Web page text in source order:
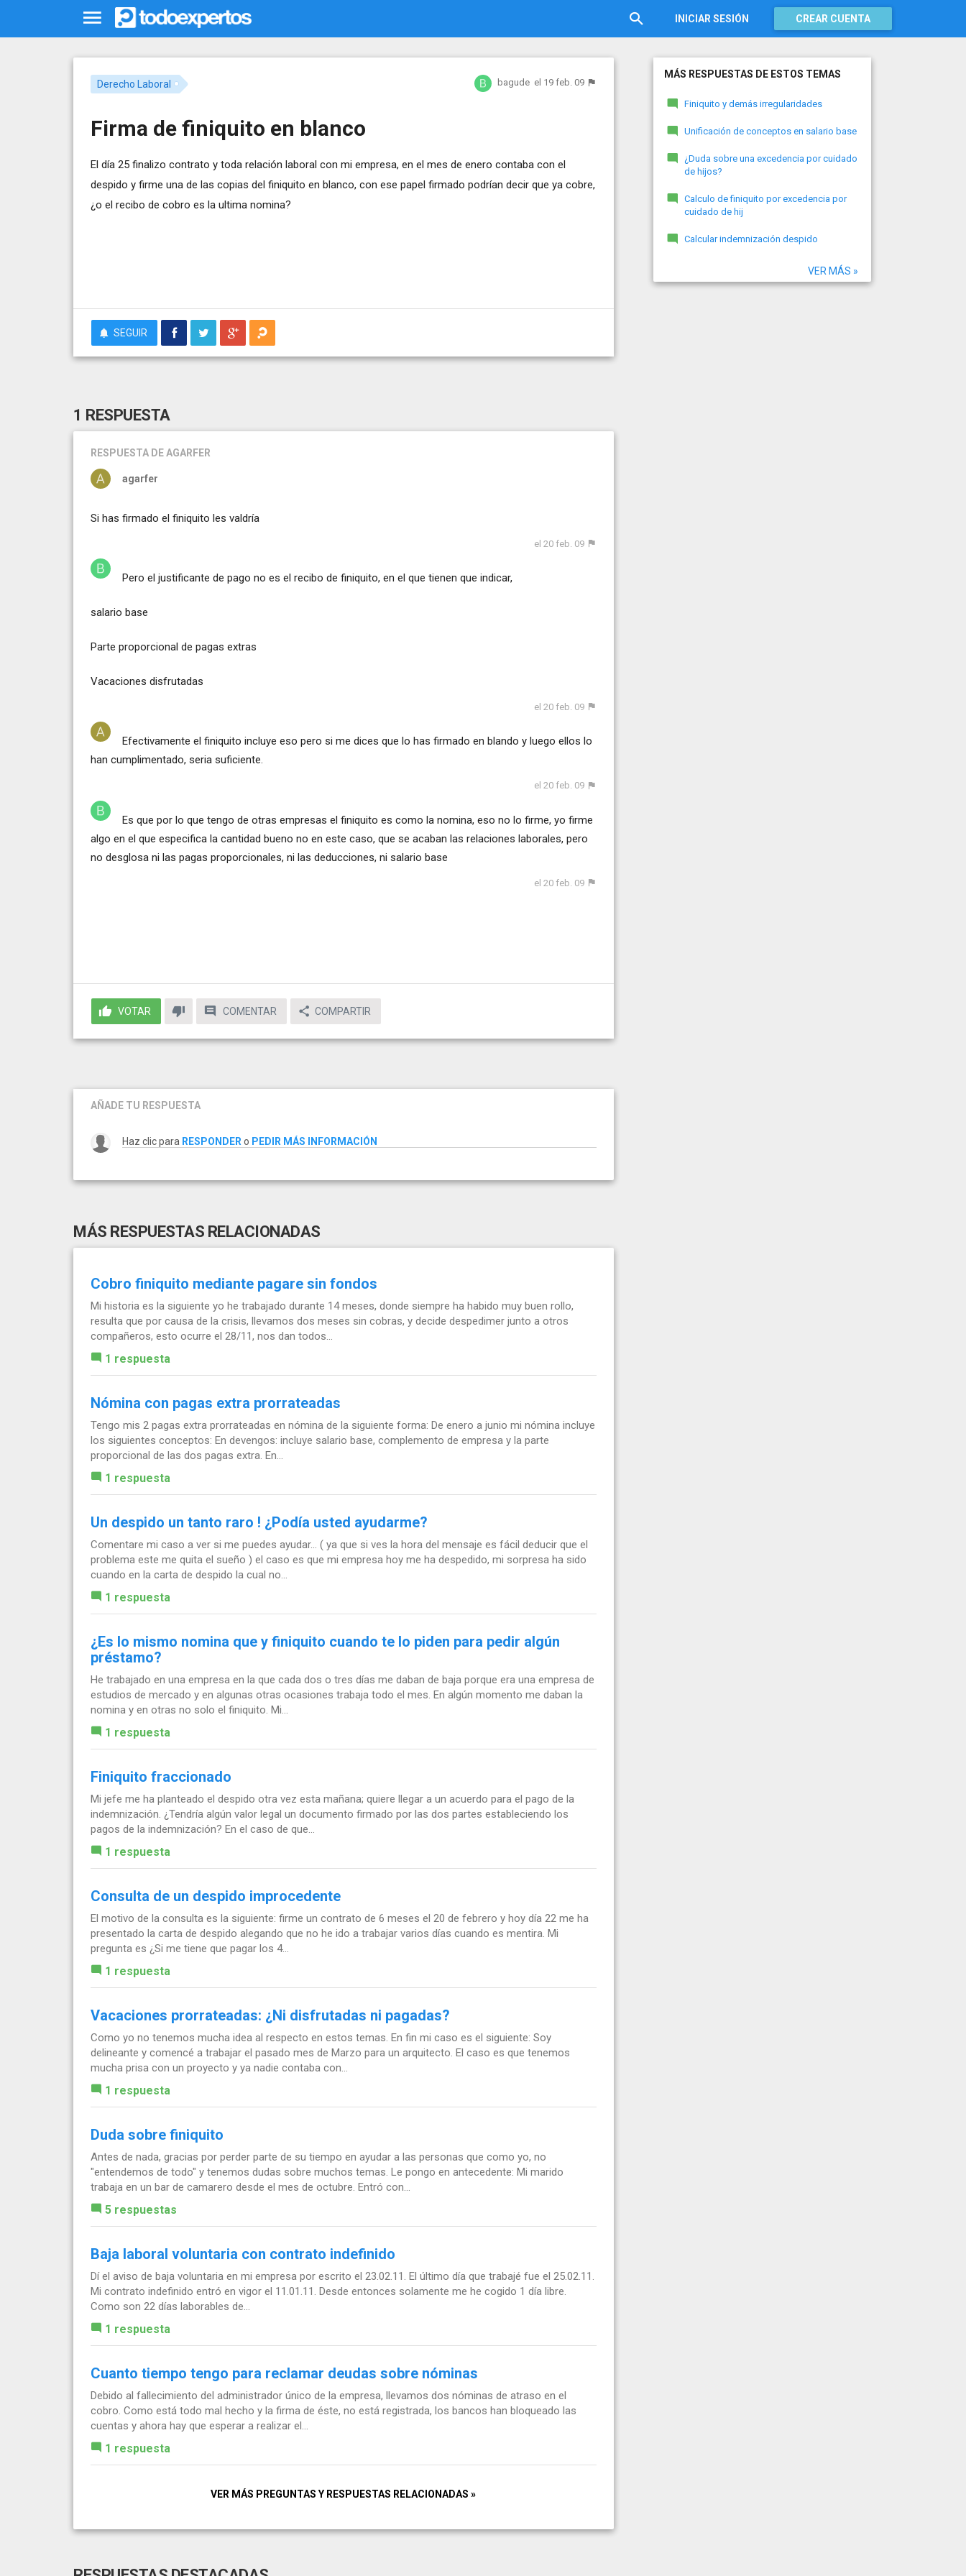
INICIAR SESIÓN CREAR CUENTA
Derecho Laboral bagude el 19 feb. 09
Firma de finiquito en blanco
El día 25 finalizo contrato y toda relación laboral con mi empresa, en el mes de enero contaba con el
despido y firme una de las copias del finiquito en blanco, con ese papel firmado podrían decir que ya cobre,
¿o el recibo de cobro es la ultima nomina?
SEGUIR
1 RESPUESTA
RESPUESTA DE AGARFER
agarfer
Si has firmado el finiquito les valdría
el 20 feb. 09
Pero el justificante de pago no es el recibo de finiquito, en el que tienen que indicar,
salario base
Parte proporcional de pagas extras
Vacaciones disfrutadas
el 20 feb. 09
Efectivamente el finiquito incluye eso pero si me dices que lo has firmado en blando y luego ellos lo
han cumplimentado, seria suficiente.
el 20 feb. 09
Es que por lo que tengo de otras empresas el finiquito es como la nomina, eso no lo firme, yo firme
algo en el que especifica la cantidad bueno no en este caso, que se acaban las relaciones laborales, pero
no desglosa ni las pagas proporcionales, ni las deducciones, ni salario base
el 20 feb. 09
VOTAR COMENTAR COMPARTIR
AÑADE TU RESPUESTA
Haz clic para RESPONDER o PEDIR MÁS INFORMACIÓN
MÁS RESPUESTAS RELACIONADAS
Cobro finiquito mediante pagare sin fondos
Mi historia es la siguiente yo he trabajado durante 14 meses, donde siempre ha habido muy buen rollo,
resulta que por causa de la crisis, llevamos dos meses sin cobras, y decide despedimer junto a otros
compañeros, esto ocurre el 28/11, nos dan todos...
1 respuesta
Nómina con pagas extra prorrateadas
Tengo mis 2 pagas extra prorrateadas en nómina de la siguiente forma: De enero a junio mi nómina incluye
los siguientes conceptos: En devengos: incluye salario base, complemento de empresa y la parte
proporcional de las dos pagas extra. En...
1 respuesta
Un despido un tanto raro ! ¿Podía usted ayudarme?
Comentare mi caso a ver si me puedes ayudar... ( ya que si ves la hora del mensaje es fácil deducir que el
problema este me quita el sueño ) el caso es que mi empresa hoy me ha despedido, mi sorpresa ha sido
cuando en la carta de despido la cual no...
1 respuesta
¿Es lo mismo nomina que y finiquito cuando te lo piden para pedir algún
préstamo?
He trabajado en una empresa en la que cada dos o tres días me daban de baja porque era una empresa de
estudios de mercado y en algunas otras ocasiones trabaja todo el mes. En algún momento me daban la
nomina y en otras no solo el finiquito. Mi...
1 respuesta
Finiquito fraccionado
Mi jefe me ha planteado el despido otra vez esta mañana; quiere llegar a un acuerdo para el pago de la
indemnización. ¿Tendría algún valor legal un documento firmado por las dos partes estableciendo los
pagos de la indemnización? En el caso de que...
1 respuesta
Consulta de un despido improcedente
El motivo de la consulta es la siguiente: firme un contrato de 6 meses el 20 de febrero y hoy día 22 me ha
presentado la carta de despido alegando que no he ido a trabajar varios días cuando es mentira. Mi
pregunta es ¿Si me tiene que pagar los 4...
1 respuesta
Vacaciones prorrateadas: ¿Ni disfrutadas ni pagadas?
Como yo no tenemos mucha idea al respecto en estos temas. En fin mi caso es el siguiente: Soy
delineante y comencé a trabajar el pasado mes de Marzo para un arquitecto. El caso es que tenemos
mucha prisa con un proyecto y ya nadie contaba con...
1 respuesta
Duda sobre finiquito
Antes de nada, gracias por perder parte de su tiempo en ayudar a las personas que como yo, no
"entendemos de todo" y tenemos dudas sobre muchos temas. Le pongo en antecedente: Mi marido
trabaja en un bar de camarero desde el mes de octubre. Entró con...
5 respuestas
Baja laboral voluntaria con contrato indefinido
Dí el aviso de baja voluntaria en mi empresa por escrito el 23.02.11. El último día que trabajé fue el 25.02.11.
Mi contrato indefinido entró en vigor el 11.01.11. Desde entonces solamente me he cogido 1 día libre.
Como son 22 días laborables de...
1 respuesta
Cuanto tiempo tengo para reclamar deudas sobre nóminas
Debido al fallecimiento del administrador único de la empresa, llevamos dos nóminas de atraso en el
cobro. Como está todo mal hecho y la firma de éste, no está registrada, los bancos han bloqueado las
cuentas y ahora hay que esperar a realizar el...
1 respuesta
VER MÁS PREGUNTAS Y RESPUESTAS RELACIONADAS »
MÁS RESPUESTAS DE ESTOS TEMAS
Finiquito y demás irregularidades
Unificación de conceptos en salario base
¿Duda sobre una excedencia por cuidado
de hijos?
Calculo de finiquito por excedencia por
cuidado de hij
Calcular indemnización despido
VER MÁS »